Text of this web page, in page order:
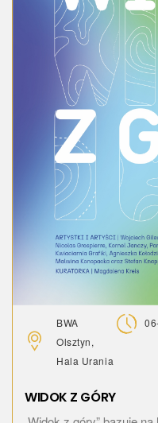
BWA
Olsztyn,
Hala Urania
WIDOK Z GÓRY